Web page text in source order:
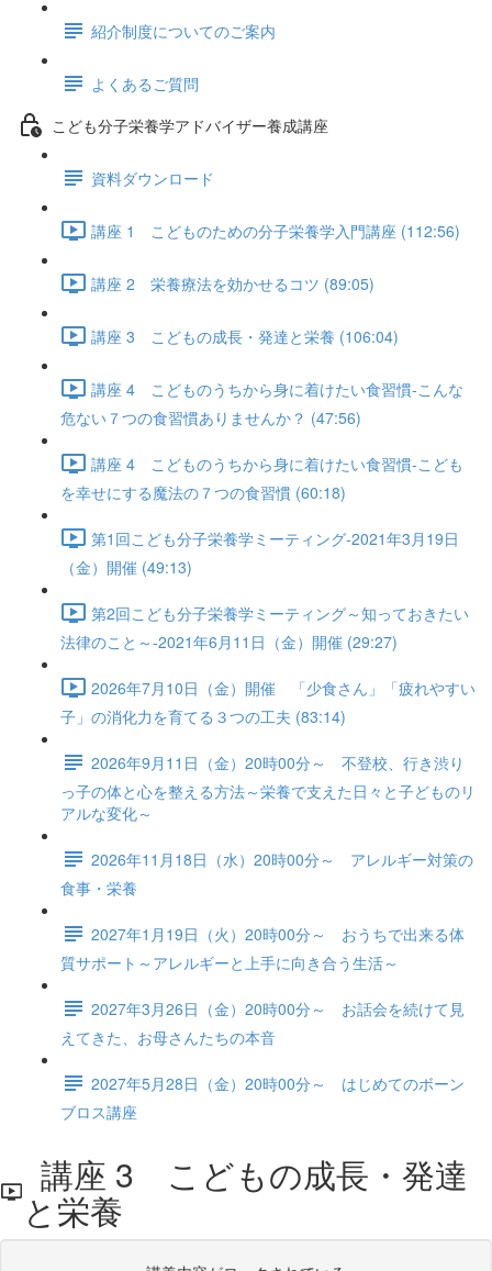
紹介制度についてのご案内
よくあるご質問
こども分子栄養学アドバイザー養成講座
資料ダウンロード
講座 1 ​こどものための分子栄養学入門講座 (112:56)
講座 2 栄養療法を効かせるコツ (89:05)
講座 3 こどもの成長・発達と栄養 (106:04)
講座 4 こどものうちから身に着けたい食習慣-こんな
危ない７つの食習慣ありませんか？ (47:56)
講座 4 こどものうちから身に着けたい食習慣-こども
を幸せにする魔法の７つの食習慣 (60:18)
第1回こども分子栄養学ミーティング-2021年3月19日
（金）開催 (49:13)
第2回こども分子栄養学ミーティング～知っておきたい
法律のこと～-2021年6月11日（金）開催 (29:27)
2026年7月10日（金）開催 「少食さん」「疲れやすい
子」の消化力を育てる３つの工夫 (83:14)
2026年9月11日（金）20時00分～ 不登校、行き渋り
っ子の体と心を整える方法～栄養で支えた日々と子どものリ
アルな変化～
2026年11月18日（水）20時00分～ アレルギー対策の
食事・栄養
2027年1月19日（火）20時00分～ おうちで出来る体
質サポート～アレルギーと上手に向き合う生活～
2027年3月26日（金）20時00分～ お話会を続けて見
えてきた、お母さんたちの本音
2027年5月28日（金）20時00分～ はじめてのボーン
ブロス講座
講座 3 こどもの成長・発達
と栄養